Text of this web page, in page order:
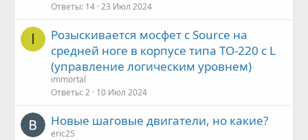
Ответы 14 23 Июл 2024
I
Розыскивается мосфет с Source на
средней ноге в корпусе типа ТО-220 с L
(управление логическим уровнем)
immortal
Ответы 2 10 Июл 2024
Новые шаговые двигатели, но какие?
eric25